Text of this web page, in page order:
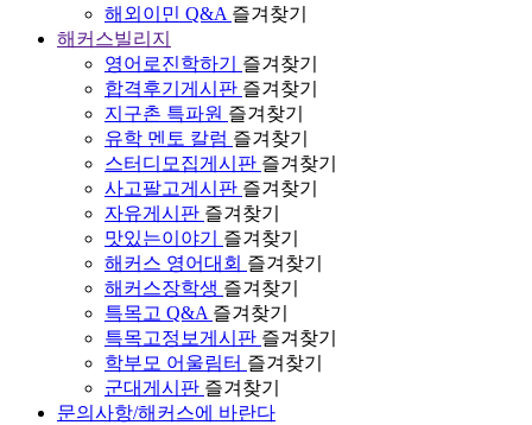
해외이민 Q&A 즐겨찾기
해커스빌리지
영어로진학하기
즐겨찾기
합격후기게시판 즐겨찾기
지구촌 특파원 즐겨찾기
유학 멘토 칼럼 즐겨찾기
스터디모집게시판 즐겨찾기
사고팔고게시판 즐겨찾기
자유게시판 즐겨찾기
맛있는이야기
즐겨찾기
해커스 영어대회 즐겨찾기
해커스장학생 즐겨찾기
특목고 Q&A 즐겨찾기
특목고정보게시판 즐겨찾기
학부모 어울림터 즐겨찾기
군대게시판 즐겨찾기
문의사항/해커스에 바란다